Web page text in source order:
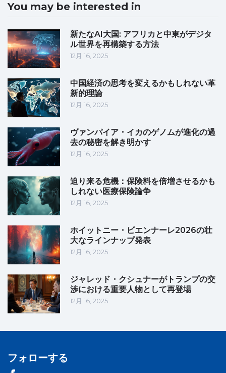
You may be interested in
新たなAI大国: アフリカと中東がデジタ
ル世界を再構築する方法
12月 16, 2025
中国経済の思考を変えるかもしれない革
新的理論
12月 16, 2025
ヴァンパイア・イカのゲノムが進化の過
去の秘密を解き明かす
12月 16, 2025
迫り来る危機：保険料を倍増させるかも
しれない医療保険論争
12月 16, 2025
ホイットニー・ビエンナーレ2026の壮
大なラインナップ発表
12月 16, 2025
ジャレッド・クシュナーがトランプの交
渉における重要人物として再登場
12月 16, 2025
フォローする